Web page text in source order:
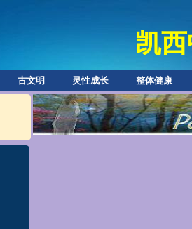
凯
古文明 灵性成长 整体健康